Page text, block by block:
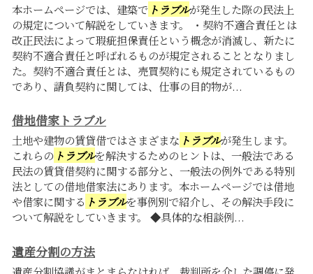
本ホームページでは、建築で トラブルが発生した際の民法上
の規定について解説をしていきます。 ・契約不適合責任とは
改正民法によって瑕疵担保責任という概念が消滅し、新たに
契約不適合責任と呼ばれるものが規定されることとなりまし
た。契約不適合責任とは、売買契約にも規定されているもの
であり、請負契約に関しては、仕事の目的物が...
借地借家トラブル
土地や建物の賃貸借ではさまざまな トラブルが発生します。
これらの トラブルを解決するためのヒントは、一般法である
民法の賃貸借契約に関する部分と、一般法の例外である特別
法としての借地借家法にあります。本ホームページでは借地
や借家に関する トラブルを事例別で紹介し、その解決手段に
ついて解説をしていきます。 ◆具体的な相談例...
遺産分割の方法